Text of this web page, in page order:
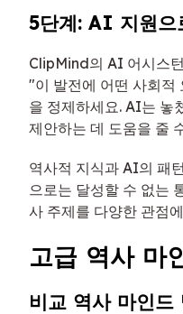
5단계: AI 지원으
ClipMind의 AI 어시스
"이 발전에 어떤 사회적
을 정제하세요. AI는 놓
제안하는 데 도움을 줄
역사적 지식과 AI의 패
으로는 달성할 수 없는
사 주제를 다양한 관점
고급 역사 마
비교 역사 마인드